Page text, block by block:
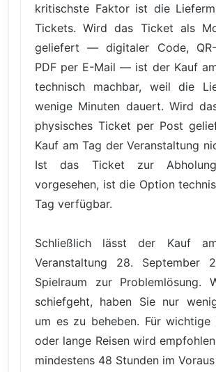
kritischste Faktor ist die
Tickets. Wird das Ticket als
geliefert — digitaler Code,
PDF per E-Mail — ist der Kauf
technisch machbar, weil die
wenige Minuten dauert. Wird
physisches Ticket per Post
Kauf am Tag der Veranstaltung
Ist das Ticket zur
vorgesehen, ist die Option
Tag verfügbar.
Schließlich lässt der Kauf
Veranstaltung 28. September
Spielraum zur Problemlösung.
schiefgeht, haben Sie nur
um es zu beheben. Für wichtige
oder lange Reisen wird
mindestens 48 Stunden im